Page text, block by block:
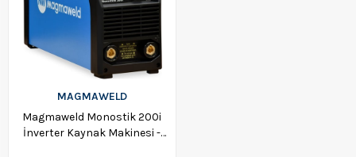
MAGMAWELD
Magmaweld Monostik 200i
İnverter Kaynak Makinesi -